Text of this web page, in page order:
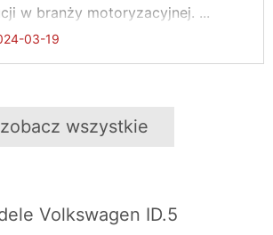
w branży motoryzacyjnej. ...
03-19
zobacz wszystkie
Volkswagen ID.5